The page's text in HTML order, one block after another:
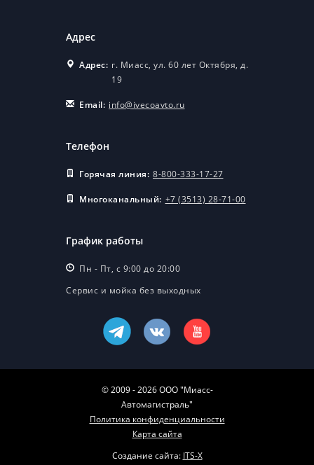
Адрес
Адрес: г. Миасс, ул. 60 лет Октября, д.
19
Email: info@ivecoavto.ru
Телефон
Горячая линия: 8-800-333-17-27
Многоканальный: +7 (3513) 28-71-00
График работы
Пн - Пт, с 9:00 до 20:00
Сервис и мойка без выходных
© 2009 - 2026 ООО "Миасс-
Автомагистраль"
Политика конфиденциальности
Карта сайта
Создание сайта: ITS-X